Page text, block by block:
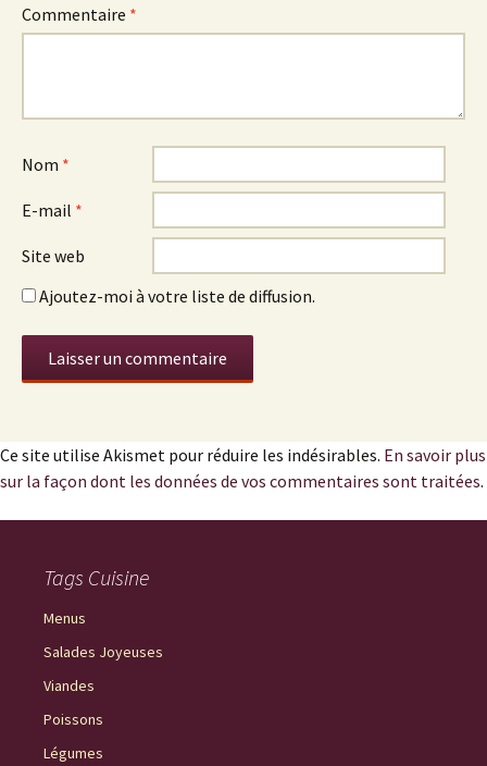
Commentaire *
Nom *
E-mail *
Site web
Ajoutez-moi à votre liste de diffusion.
Ce site utilise Akismet pour réduire les indésirables. En savoir plus
sur la façon dont les données de vos commentaires sont traitées.
Tags Cuisine
Menus
Salades Joyeuses
Viandes
Poissons
Légumes